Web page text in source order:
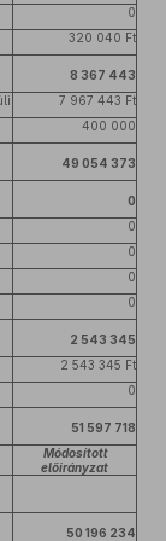
0
320 040 Ft
8 367 443
7 967 443 Ft
400 000
49 054 373
0
0
0
0
0
2 543 345
2 543 345 Ft
0
51 597 718
Módosított
előirányzat
50 196 234